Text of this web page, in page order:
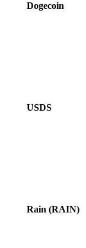
Dogecoin
USDS
Rain (RAIN)